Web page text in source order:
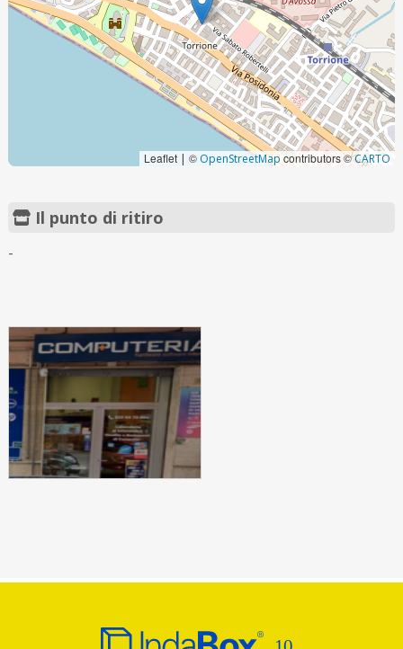
Leaflet | © OpenStreetMap contributors ©CARTO
Il punto di ritiro
-